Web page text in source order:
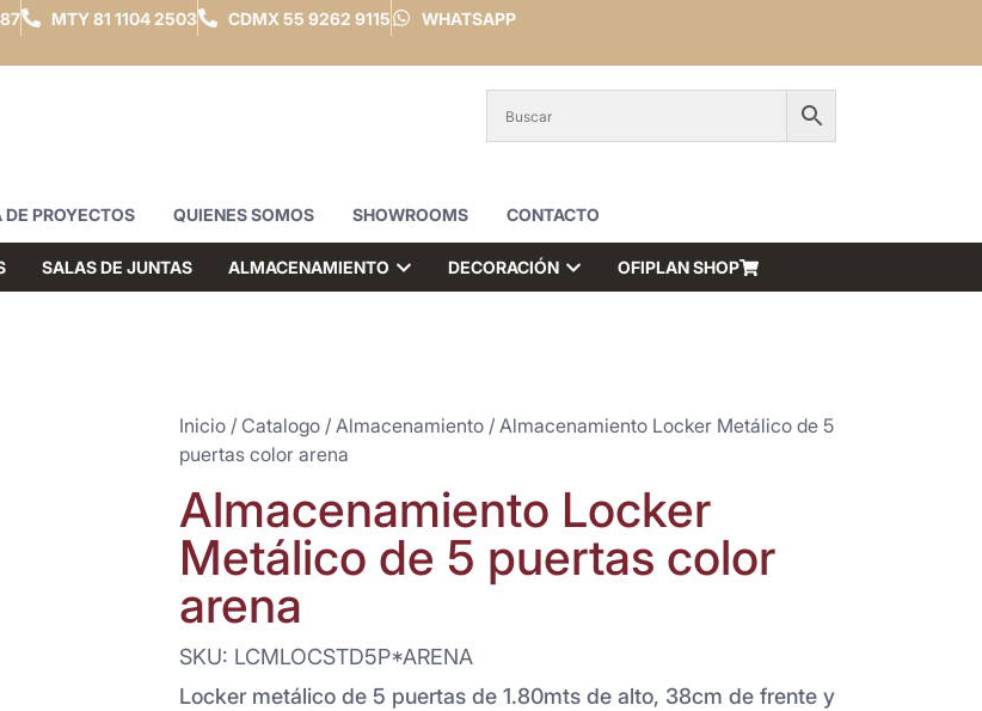
MTY81 1104 2503 CDMX 55 9262 9115 WHATSAPP
DE PROYECTOS QUIENES SOMOS SHOWROOMS CONTACTO
SALAS DE JUNTAS ALMACENAMIENTO DECORACIÓN OFIPLAN SHOP
Inicio / Catalogo / Almacenamiento / Almacenamiento Locker Metálico de 5
puertas color arena
Almacenamiento Locker
Metálico de 5 puertas color
arena
SKU: LCMLOCSTD5P*ARENA
Locker metálico de 5 puertas de 1.80mts de alto, 38cm de frente y